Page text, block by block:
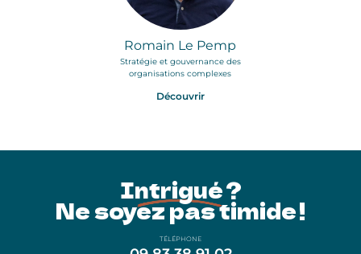
Romain Le Pemp
Stratégie et gouvernance des
organisations complexes
Découvrir
Intrigué ?
Ne soyez pas timide !
TÉLÉPHONE